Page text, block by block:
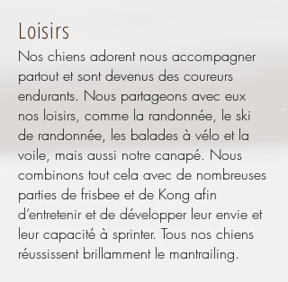
Loisirs
Nos chiens adorent nous accompagner
partout et sont devenus des coureurs
endurants. Nous partageons avec eux
nos loisirs, comme la randonnée, le ski
de randonnée, les balades à vélo et la
voile, mais aussi notre canapé. Nous
combinons tout cela avec de nombreuses
parties de frisbee et de Kong afin
d’entretenir et de développer leur envie et
leur capacité à sprinter. Tous nos chiens
réussissent brillamment le mantrailing.